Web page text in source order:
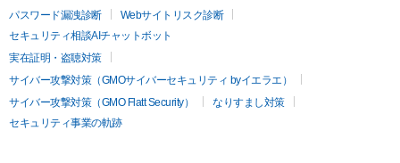
パスワード漏洩診断
Webサイトリスク診断
セキュリティ相談AIチャットボット
実在証明・盗聴対策
サイバー攻撃対策（GMOサイバーセキュリティ byイエラエ）
サイバー攻撃対策（GMO Flatt Security）
なりすまし対策
セキュリティ事業の軌跡